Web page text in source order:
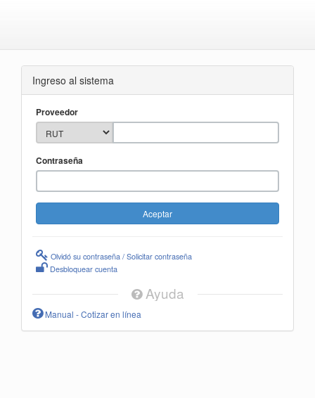
Ingreso al sistema
Proveedor
Contraseña
Olvidó su contraseña / Solicitar contraseña
Desbloquear cuenta
Ayuda
Manual - Cotizar en línea